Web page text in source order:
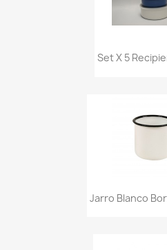
Set X 5
Jarro Blanco